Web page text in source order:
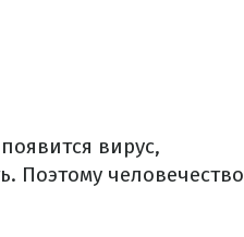
вирус,
Поэтому человечество